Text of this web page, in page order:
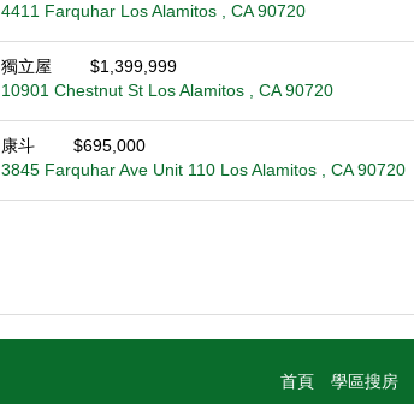
4411 Farquhar Los Alamitos , CA 90720
獨立屋
$1,399,999
10901 Chestnut St Los Alamitos , CA 90720
康斗
$695,000
3845 Farquhar Ave Unit 110 Los Alamitos , CA 90720
首頁 學區搜房